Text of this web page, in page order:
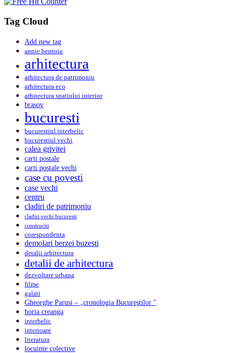
Tag Cloud
Add new tag
annie bentoiu
arhitectura
arhitectura de patrimoniu
arhitectura eco
arhitectura spatiului interior
brasov
bucuresti
bucurestiul interbelic
bucurestiul vechi
calea grivitei
carti postale
carti postale vechi
case cu povesti
case vechi
centru
cladiri de patrimoniu
cladiri vechi bucuresti
constructii
corespondenta
demolari berzei buzesti
detalii arhitectura
detalii de arhitectura
dezvoltare urbana
filme
galati
Gheorghe Parusi – „cronologia Bucureştilor "
horia creanga
interbelic
interioare
literatura
locuinte colective